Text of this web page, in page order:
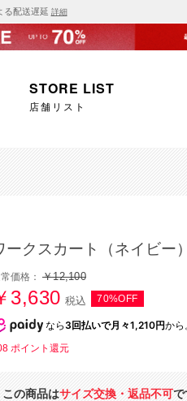
る配送遅延 詳細
STORE LIST
店舗リスト
ークスカート（ネイビー）
価格： ￥12,100
3,630 税込 70%OFF
なら 3回払いで月々1,210円から
ポイント還元
この商品はサイズ交換・返品不可で